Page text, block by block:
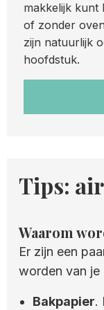
makkelijk kunt
of zonder
zijn natuurlijk
hoofdstuk.
Tips:
Waarom
Er zijn een
worden van je
Bakpapier.